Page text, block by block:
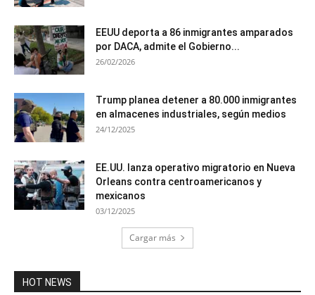
EEUU deporta a 86 inmigrantes amparados
por DACA, admite el Gobierno...
26/02/2026
Trump planea detener a 80.000 inmigrantes
en almacenes industriales, según medios
24/12/2025
EE.UU. lanza operativo migratorio en Nueva
Orleans contra centroamericanos y
mexicanos
03/12/2025
Cargar más
HOT NEWS